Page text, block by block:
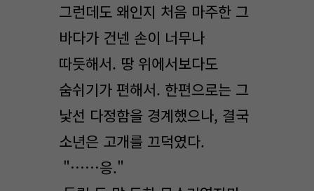
그런데도 왜인지 처음 마주한 그
바다가 건넨 손이 너무나
따듯해서. 땅 위에서보다도
숨쉬기가 편해서. 한편으로는 그
낯선 다정함을 경계했으나, 결국
소년은 고개를 끄덕였다.
"……응."